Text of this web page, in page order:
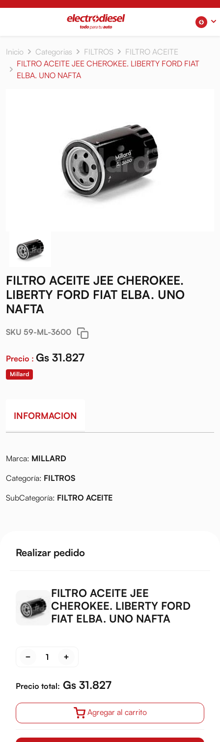
Inicio Categorias FILTROS
FILTRO ACEITE
FILTRO ACEITE JEE CHEROKEE. LIBERTY FORD FIAT
ELBA. UNO NAFTA
FILTRO ACEITE JEE CHEROKEE.
LIBERTY FORD FIAT ELBA. UNO
NAFTA
SKU 59-ML-3600
Precio : Gs 31.827
Millard
INFORMACION
Marca: MILLARD
Categoría: FILTROS
SubCategoría: FILTRO ACEITE
Realizar pedido
FILTRO ACEITE JEE
CHEROKEE. LIBERTY FORD
FIAT ELBA. UNO NAFTA
Precio total: Gs 31.827
Agregar al carrito